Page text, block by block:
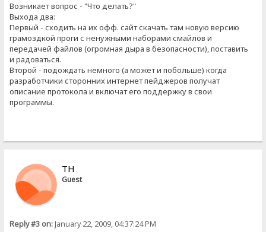
Возникает вопрос - "Что делать?"
Выхода два:
Первый - сходить на их офф. сайт скачать там новую версию
грамоздкой проги с ненужными наборами смайлов и
передачей файлов (огромная дыра в безопасности), поставить
и радоваться.
Второй - подождать немного (а может и побольше) когда
разработчики сторонних интернет пейджеров получат
описание протокола и включат его поддержку в свои
программы.
ТН
Guest
Reply #3 on:January 22, 2009, 04:37:24 PM